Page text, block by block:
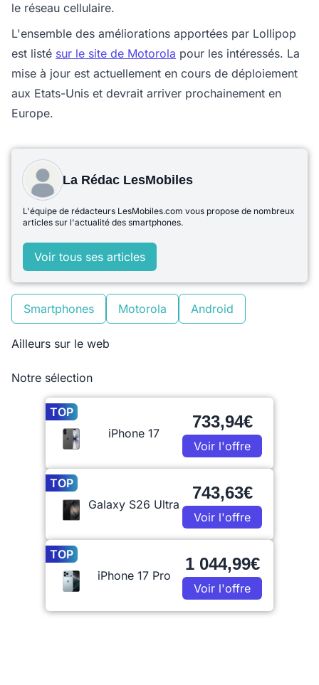
le réseau cellulaire.
L'ensemble des améliorations apportées par Lollipop
est listé sur le site de Motorola pour les intéressés. La
mise à jour est actuellement en cours de déploiement
aux Etats-Unis et devrait arriver prochainement en
Europe.
La Rédac LesMobiles
L'équipe de rédacteurs LesMobiles.com vous propose de nombreux
articles sur l'actualité des smartphones.
Voir tous ses articles
Smartphones Motorola Android
Ailleurs sur le web
Notre sélection
TOP
iPhone 17
733,94€
Voir l'offre
TOP
Galaxy S26 Ultra
743,63€
Voir l'offre
TOP
iPhone 17 Pro
1 044,99€
Voir l'offre